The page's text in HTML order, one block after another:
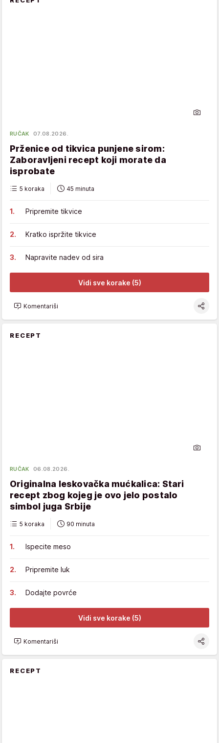
RUČAK 07.08.2026.
Prženice od tikvica punjene sirom:
Zaboravljeni recept koji morate da
isprobate
5 koraka 45 minuta
Pripremite tikvice
Kratko ispržite tikvice
Napravite nadev od sira
Vidi sve korake (5)
Komentariši
RECEPT
RUČAK 06.08.2026.
Originalna leskovačka mućkalica: Stari
recept zbog kojeg je ovo jelo postalo
simbol juga Srbije
5 koraka 90 minuta
Ispecite meso
Pripremite luk
Dodajte povrće
Vidi sve korake (5)
Komentariši
RECEPT